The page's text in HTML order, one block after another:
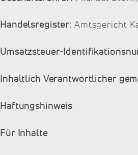
Handelsregister: Amtsgericht
Umsatzsteuer-
Inhaltlich Verantwortlicher
Haftungshinweis
Für Inhalte